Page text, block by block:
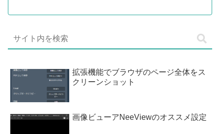
拡張機能でブラウザのページ全体をス
クリーンショット
画像ビューアNeeViewのオススメ設定